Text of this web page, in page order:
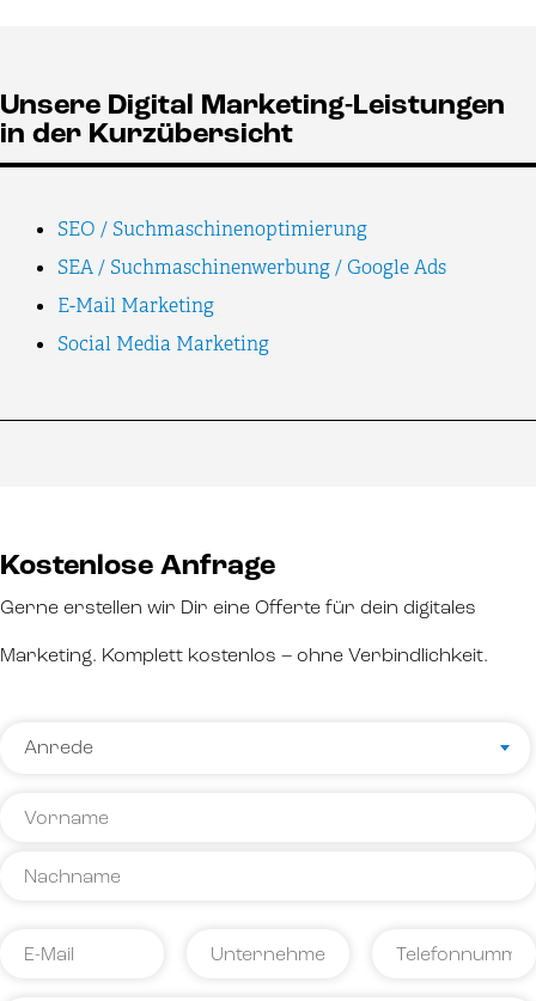
Unsere Digital Marketing-Leistungen
in der Kurzübersicht
SEO / Suchmaschinenoptimierung
SEA / Suchmaschinenwerbung / Google Ads
E-Mail Marketing
Social Media Marketing
Kostenlose Anfrage
Gerne erstellen wir Dir eine Offerte für dein digitales
Marketing. Komplett kostenlos – ohne Verbindlichkeit.
NameAnrede
Anrede
Vorname
Unternehmen Telefonnummer